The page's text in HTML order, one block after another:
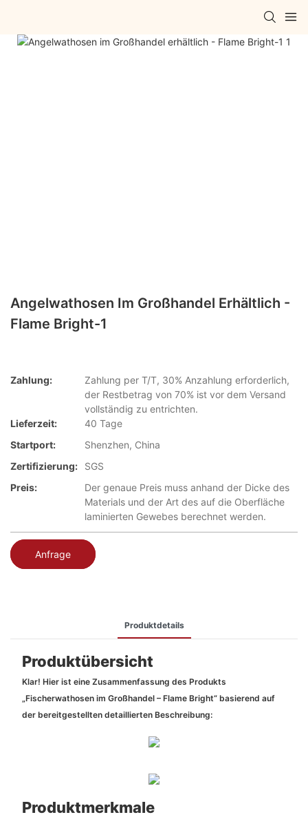
Angelwathosen Im Großhandel Erhältlich -
Flame Bright-1
Zahlung:
Zahlung per T/T, 30% Anzahlung erforderlich,
der Restbetrag von 70% ist vor dem Versand
vollständig zu entrichten.
Lieferzeit:
40 Tage
Startport:
Shenzhen, China
Zertifizierung:
SGS
Preis:
Der genaue Preis muss anhand der Dicke des
Materials und der Art des auf die Oberfläche
laminierten Gewebes berechnet werden.
Anfrage
Produktdetails
Produktübersicht
Klar! Hier ist eine Zusammenfassung des Produkts
„Fischerwathosen im Großhandel – Flame Bright“ basierend auf
der bereitgestellten detaillierten Beschreibung:
Produktmerkmale